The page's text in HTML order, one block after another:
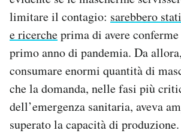
limitare il contagio: sarebbero
e ricercheprima di avere
primo anno di pandemia. Da
consumare enormi quantità di
che la domanda, nelle fasi più
dell’emergenza sanitaria, aveva
superato la capacità di